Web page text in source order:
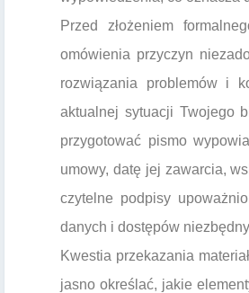
Przed złożeniem
omówienia przyczyn
rozwiązania problemów i
aktualnej sytuacji Twojego
przygotować pismo
umowy, datę jej zawarcia,
czytelne podpisy
danych i dostępów
Kwestia przekazania
jasno określać, jakie